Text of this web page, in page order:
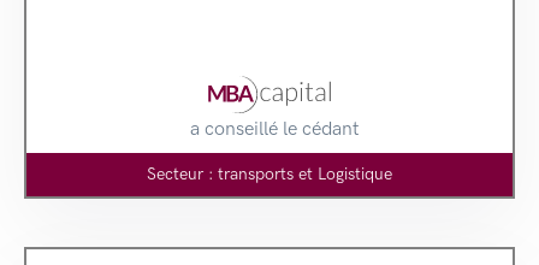
a conseillé le cédant
Secteur : transports et Logistique